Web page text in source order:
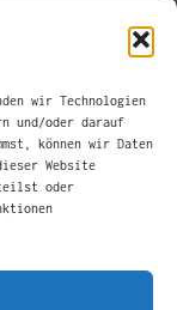
wir Technologien
und/oder darauf
können wir Daten
Website
oder